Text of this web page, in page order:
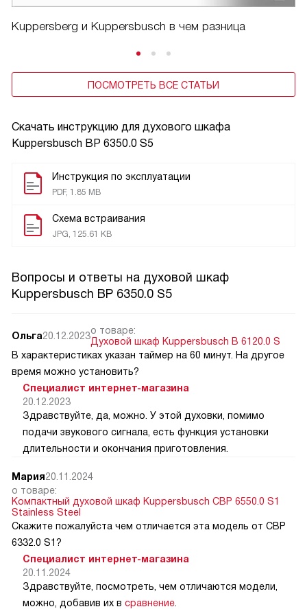
Скачать инструкцию для духового шкафа
Kuppersbusch BP 6350.0 S5
Инструкция по эксплуатации
PDF, 1.85 MB
Схема встраивания
JPG, 125.61 KB
Kuppersberg и Kuppersbusch в чем разница
ПОСМОТРЕТЬ ВСЕ СТАТЬИ
Вопросы и ответы на духовой шкаф
Kuppersbusch BP 6350.0 S5
Ольга20.12.2023о товаре:
Духовой шкаф Kuppersbusch B 6120.0 S
В характеристиках указан таймер на 60 минут. На другое
время можно установить?
Специалист интернет-магазина
20.12.2023
Здравствуйте, да, можно. У этой духовки, помимо
подачи звукового сигнала, есть функция установки
длительности и окончания приготовления.
Мария20.11.2024
о товаре:
Компактный духовой шкаф Kuppersbusch CBP 6550.0 S1
Stainless Steel
Скажите пожалуйста чем отличается эта модель от CВP
6332.0 S1?
Специалист интернет-магазина
20.11.2024
Здравствуйте, посмотреть, чем отличаются модели,
можно, добавив их в сравнение